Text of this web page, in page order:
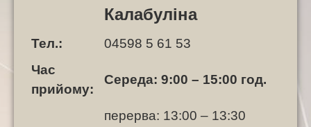
Калабуліна
Тел.:
04598 5 61 53
Час
прийому:
Середа: 9:00 – 15:00 год.
перерва: 13:00 – 13:30